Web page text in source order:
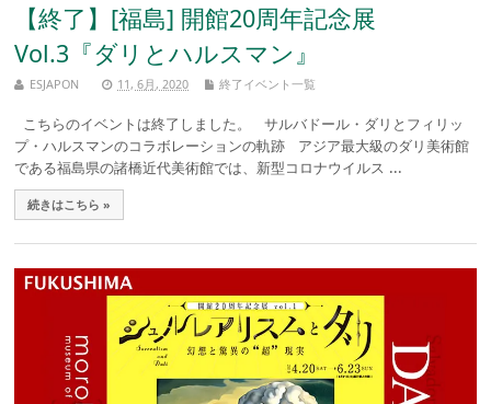
【終了】[福島] 開館20周年記念展
Vol.3『ダリとハルスマン』
ESJAPON 11, 6月, 2020 終了イベント一覧
こちらのイベントは終了しました。 サルバドール・ダリとフィリッ
プ・ハルスマンのコラボレーションの軌跡 アジア最大級のダリ美術館
である福島県の諸橋近代美術館では、新型コロナウイルス ...
続きはこちら »